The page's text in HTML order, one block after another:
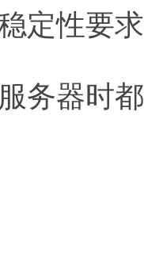
定性要求
务器时